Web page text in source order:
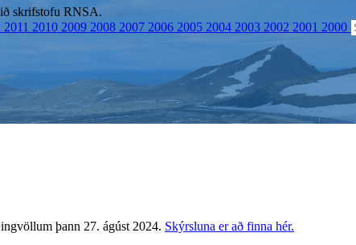
skrifstofu RNSA.
2011 2010 2009 2008 2007 2006 2005 2004 2003 2002 2001 2000
þann 27. ágúst 2024. Skýrsluna er að finna hér.